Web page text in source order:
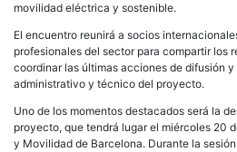
movilidad eléctrica y sostenible.
El encuentro reunirá a socios
profesionales del sector para compartir los
coordinar las últimas acciones de difusión
administrativo y técnico del proyecto.
Uno de los momentos destacados será la
proyecto, que tendrá lugar el miércoles 20
y Movilidad de Barcelona. Durante la